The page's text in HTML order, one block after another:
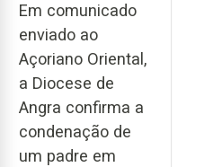
Em comunicado
enviado ao
Açoriano Oriental,
a Diocese de
Angra confirma a
condenação de
um padre em